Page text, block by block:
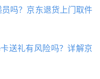
吗？京东退货上门取件
送礼有风险吗？详解京